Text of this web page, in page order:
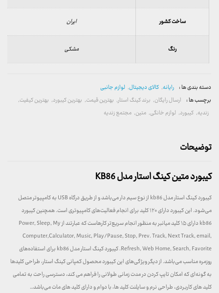
ساخت کشور ایران
رنگ مشکی
دسته بندی ها : رایانه, کالای دیجیتال, لوازم جانبی
برچسب ها : ارسال رایگان, برند کینگ استار, بهترین قیمت, بهترین کیبورد, بهترین کیفیت,
زندیه, کیبورد, لوازم خانگی, متین, مجتمع زندیه
توضیحات
کیبورد متین کینگ استار مدل KB86
کیبورد کینگ استار مدل kb86 از نوع سیم دار می‌باشد و از طریق درگاه USB به کامپیوتر متصل
می‌شود. این کیبورد دارای ۱۲۰ کلید برای انجام فعالیت‌های کامپیوتری است. همچنین کیبورد
kb86 دارای ۱۵ کلید میانبر به منظور انجام سریع‌تر کارهاست که عبارتند از Power, Sleep, My
Computer,Calculator, Music, Play/Pause, Stop, Prev. Track, Next Track, email,
Refresh, Web Home, Search, Favorite. کیبورد کینگ استار مدل kb86 برای استفاده‌های
روزمره مناسب می‌باشد. از دیگر ویژگی‌های این کیبورد محصول کمپانی کینگ استار، طراحی کلید‌ها
به گونه‌ای که امکان تایپ کردن در مدت زمانی طولانی را فراهم می کند، دسترسی راحت به تمامی
کلید های کاربردی، طراحی نرم و سایلنت کلید ها، با دوام و دارای کلید های مات می‌باشد…